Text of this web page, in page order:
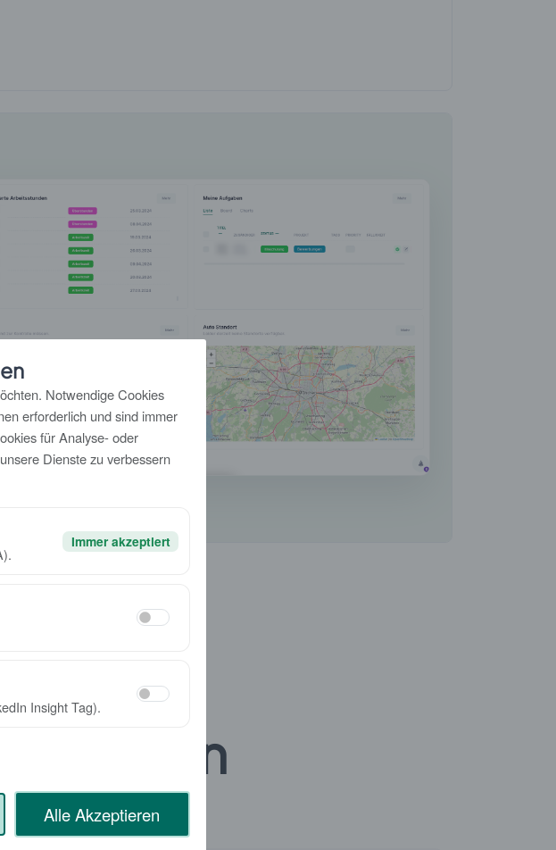
Notwendige Cookies
erforderlich und sind immer
für Analyse- oder
Dienste zu verbessern
Immer akzeptiert
Insight Tag).
Alle Akzeptieren